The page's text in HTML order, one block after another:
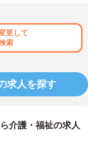
更して
索
求人を探す
介護・福祉の求人